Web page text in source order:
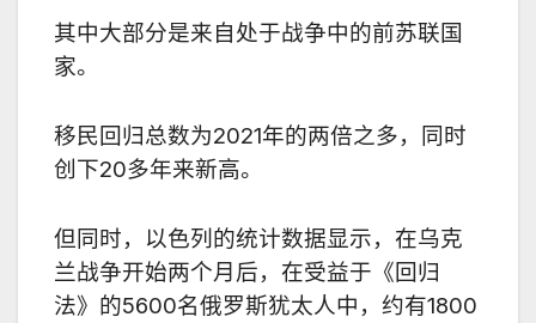
其中大部分是来自处于战争中的前苏联国
家。
移民回归总数为2021年的两倍之多，同时
创下20多年来新高。
但同时，以色列的统计数据显示，在乌克
兰战争开始两个月后，在受益于《回归
法》的5600名俄罗斯犹太人中，约有1800